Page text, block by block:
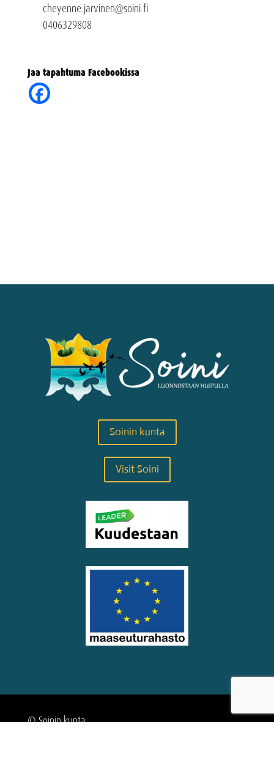
cheyenne.jarvinen@soini.fi
0406329808
Jaa tapahtuma Facebookissa
Soinin kunta
Visit Soini
© Soinin kunta